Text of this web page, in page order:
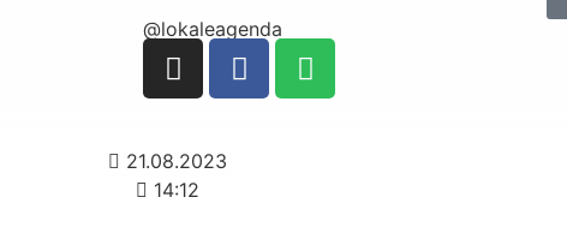
@lokaleagenda
21.08.2023
14:12